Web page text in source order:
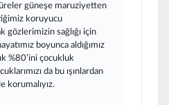
güneşe maruziyetten
koruyucu
gözlerimizin sağlığı için
boyunca aldığımız
%80’ini çocukluk
da bu ışınlardan
korumalıyız.